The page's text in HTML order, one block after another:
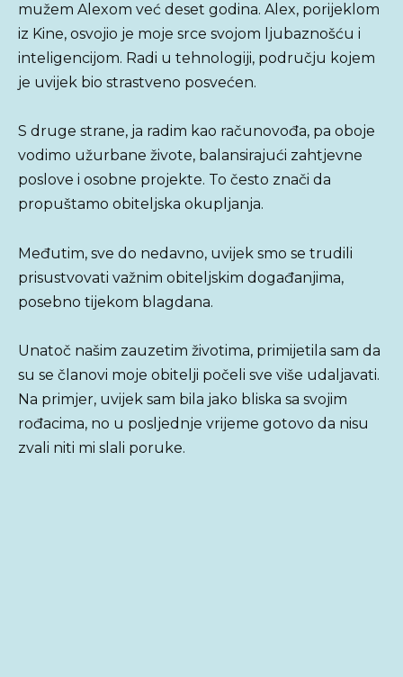
mužem Alexom već deset godina. Alex, porijeklom
iz Kine, osvojio je moje srce svojom ljubaznošću i
inteligencijom. Radi u tehnologiji, području kojem
je uvijek bio strastveno posvećen.
S druge strane, ja radim kao računovođa, pa oboje
vodimo užurbane živote, balansirajući zahtjevne
poslove i osobne projekte. To često znači da
propuštamo obiteljska okupljanja.
Međutim, sve do nedavno, uvijek smo se trudili
prisustvovati važnim obiteljskim događanjima,
posebno tijekom blagdana.
Unatoč našim zauzetim životima, primijetila sam da
su se članovi moje obitelji počeli sve više udaljavati.
Na primjer, uvijek sam bila jako bliska sa svojim
rođacima, no u posljednje vrijeme gotovo da nisu
zvali niti mi slali poruke.